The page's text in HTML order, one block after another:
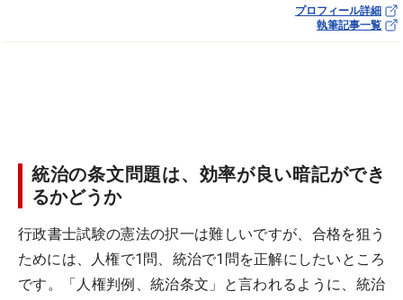
プロフィール詳細
執筆記事一覧
統治の条文問題は、効率が良い暗記ができ
るかどうか
行政書士試験の憲法の択一は難しいですが、合格を狙う
ためには、人権で1問、統治で1問を正解にしたいところ
です。「人権判例、統治条文」と言われるように、統治